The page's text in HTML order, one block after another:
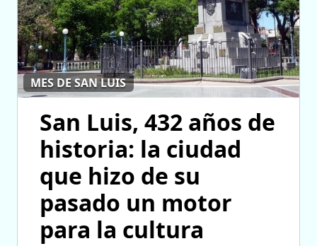
MES DE SAN LUIS
San Luis, 432 años de
historia: la ciudad
que hizo de su
pasado un motor
para la cultura